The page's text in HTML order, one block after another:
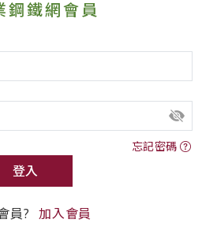
鐵網會員
忘記密碼
登入
員? 加入會員